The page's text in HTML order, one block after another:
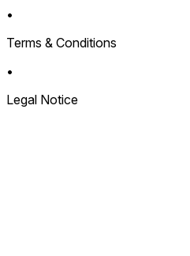
•
Terms & Conditions
•
Legal Notice